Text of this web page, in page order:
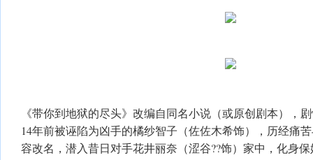
《带你到地狱的尽头》改编自同名小说（或原创剧本），
14年前被诬陷为凶手的橘纱智子（佐佐木希饰），历经痛
容改名，潜入昔日对手花井丽奈（涩谷??饰）家中，化身